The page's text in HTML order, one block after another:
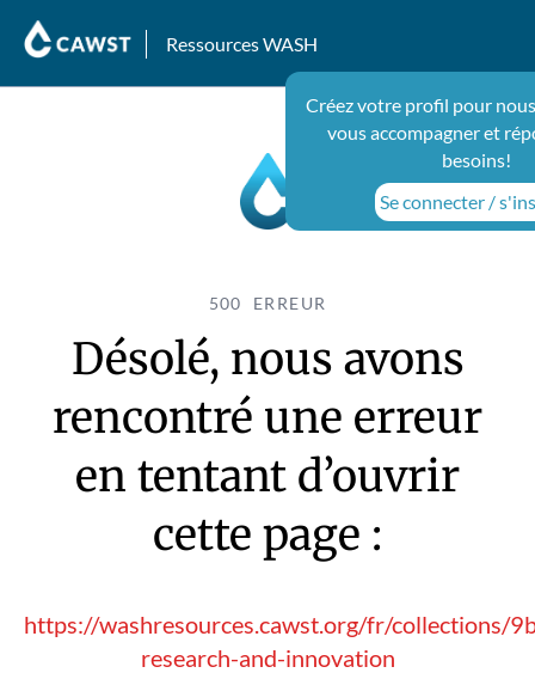
Ressources WASH
Créez votre profil pour
vous accompagner et
besoins!
Se connecter /
500 ERREUR
Désolé, nous avons
rencontré une erreur
en tentant d’ouvrir
cette page :
https://washresources.cawst.org/fr/collections/
research-and-innovation